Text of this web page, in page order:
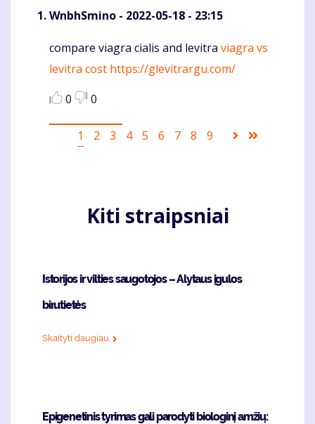
WnbhSmino - 2022-05-18 - 23:15
Komentaras
compare viagra cialis and levitra viagra vs
levitra cost https://glevitrargu.com/
0
0
Pagination
Current
1 Puslapis
2 Puslapis
3 Puslapis
4 Puslapis
5 Puslapis
6 Puslapis
7 Puslapis
8 Puslapis
9
Sekantis
Kiti straipsniai
Istorijos ir vilties saugotojos – Alytaus įgulos
birutietės
Skaityti daugiau
Epigenetinis tyrimas gali parodyti biologinį amžių: